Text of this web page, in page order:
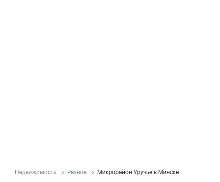
Недвижимость Разное Микрорайон Уручье в Минске